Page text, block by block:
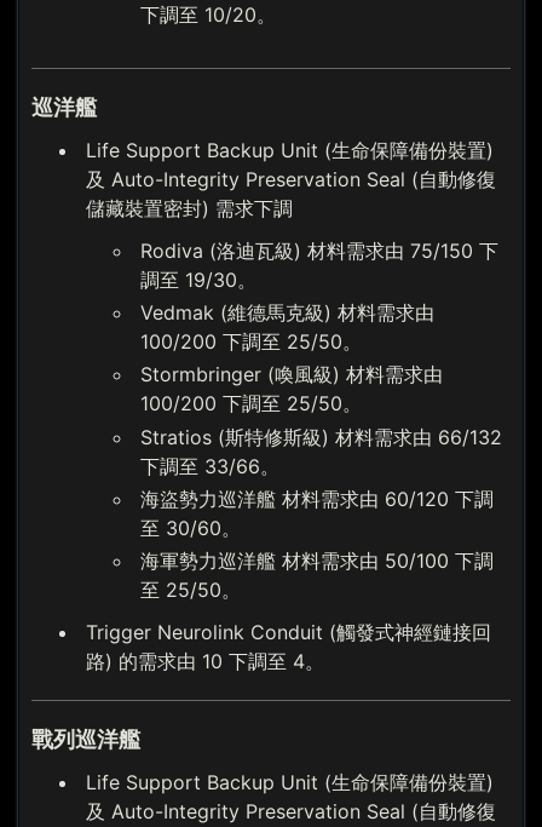
下調至 10/20。
巡洋艦
Life Support Backup Unit (生命保障備份裝置)
及 Auto-Integrity Preservation Seal (自動修復
儲藏裝置密封) 需求下調
Rodiva (洛迪瓦級) 材料需求由 75/150 下
調至 19/30。
Vedmak (維德馬克級) 材料需求由
100/200 下調至 25/50。
Stormbringer (喚風級) 材料需求由
100/200 下調至 25/50。
Stratios (斯特修斯級) 材料需求由 66/132
下調至 33/66。
海盜勢力巡洋艦 材料需求由 60/120 下調
至 30/60。
海軍勢力巡洋艦 材料需求由 50/100 下調
至 25/50。
Trigger Neurolink Conduit (觸發式神經鏈接回
路) 的需求由 10 下調至 4。
戰列巡洋艦
Life Support Backup Unit (生命保障備份裝置)
及 Auto-Integrity Preservation Seal (自動修復